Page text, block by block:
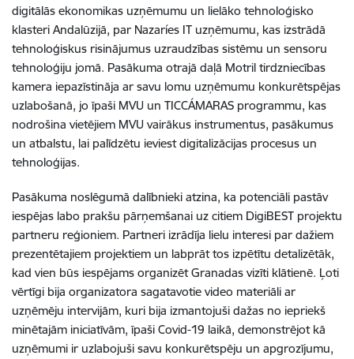
digitālās ekonomikas uzņēmumu un lielāko tehnoloģisko
klasteri Andalūzijā, par Nazaríes IT uzņēmumu, kas izstrādā
tehnoloģiskus risinājumus uzraudzības sistēmu un sensoru
tehnoloģiju jomā. Pasākuma otrajā daļā Motril tirdzniecības
kamera iepazīstināja ar savu lomu uzņēmumu konkurētspējas
uzlabošanā, jo īpaši MVU un TICCÁMARAS programmu, kas
nodrošina vietējiem MVU vairākus instrumentus, pasākumus
un atbalstu, lai palīdzētu ieviest digitalizācijas procesus un
tehnoloģijas.
Pasākuma noslēgumā dalībnieki atzina, ka potenciāli pastāv
iespējas labo prakšu pārņemšanai uz citiem DigiBEST projektu
partneru reģioniem. Partneri izrādīja lielu interesi par dažiem
prezentētajiem projektiem un labprāt tos izpētītu detalizētāk,
kad vien būs iespējams organizēt Granadas vizīti klātienē. Ļoti
vērtīgi bija organizatora sagatavotie video materiāli ar
uzņēmēju intervijām, kuri bija izmantojuši dažas no iepriekš
minētajām iniciatīvām, īpaši Covid-19 laikā, demonstrējot kā
uzņēmumi ir uzlabojuši savu konkurētspēju un apgrozījumu,